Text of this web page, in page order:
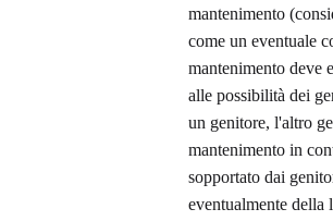
mantenimento
come un eventuale
mantenimento deve
alle possibilità dei
un genitore, l'altro
mantenimento in
sopportato dai
eventualmente della